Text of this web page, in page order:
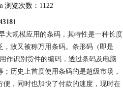
浏览次数：1122
大规模应用的条码，其特性是一种长度
故又被称万用条码。条形码（即是
作识别货件的编码，透过条码及电脑
历史上首度使用条码的是超级市场，
，同时也加快了付款的速度，现时在